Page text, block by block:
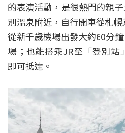
的表演活動，是很熱門的親
別溫泉附近，自行開車從札
從新千歲機場出發大約60分
場；也能搭乘JR至「登別站
即可抵達。